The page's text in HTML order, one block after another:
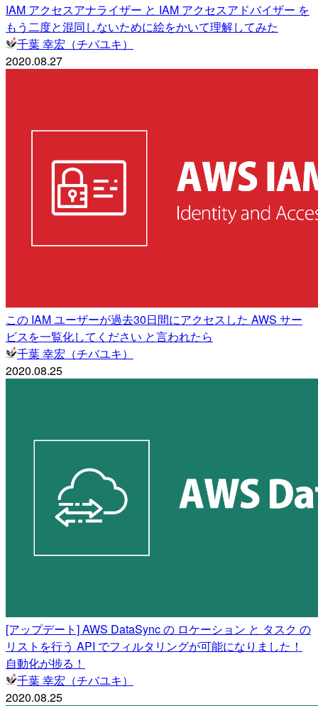
IAM アクセスアナライザー と IAM アクセスアドバイザー を
もう二度と混同しないために絵をかいて理解してみた
千葉 幸宏（チバユキ）
2020.08.27
この IAM ユーザーが過去30日間にアクセスした AWS サー
ビスを一覧化してください と言われたら
千葉 幸宏（チバユキ）
2020.08.25
[アップデート] AWS DataSync の ロケーション と タスク の
リストを行う API でフィルタリングが可能になりました！
自動化が捗る！
千葉 幸宏（チバユキ）
2020.08.25